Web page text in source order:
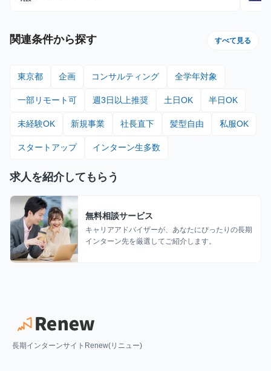
関連条件から探す すべて見る
東京都 企画 コンサルティング 全学年対象
一部リモート可 週3日以上推奨 土日OK 半日OK
未経験OK 新規事業 社長直下 髪型自由 私服OK
スタートアップ インターン生多数
求人を紹介してもらう
無料相談サービス
キャリアアドバイザーが、あなたにぴったりの長期
インターン先を厳選してご紹介します。
長期インターンサイトRenew(リニュー)